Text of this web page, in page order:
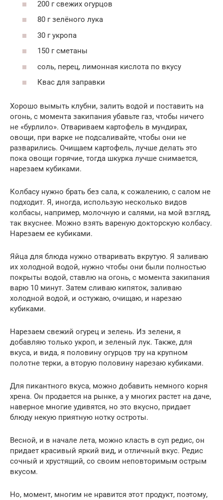
200 г свежих огурцов
80 г зелёного лука
30 г укропа
150 г сметаны
соль, перец, лимонная кислота по вкусу
Квас для заправки
Хорошо вымыть клубни, залить водой и поставить на
огонь, с момента закипания убавьте газ, чтобы ничего
не «бурлило». Отвариваем картофель в мундирах,
овощи, при варке не подсаливайте, чтобы они не
разварились. Очищаем картофель, лучше делать это
пока овощи горячие, тогда шкурка лучше снимается,
нарезаем кубиками.
Колбасу нужно брать без сала, к сожалению, с салом не
подходит. Я, иногда, использую несколько видов
колбасы, например, молочную и салями, на мой взгляд,
так вкуснее. Можно взять вареную докторскую колбасу.
Нарезаем ее кубиками.
Яйца для блюда нужно отваривать вкрутую. Я заливаю
их холодной водой, нужно чтобы они были полностью
покрыты водой, ставлю на огонь, с момента закипания
варю 10 минут. Затем сливаю кипяток, заливаю
холодной водой, и остужаю, очищаю, и нарезаю
кубиками.
Нарезаем свежий огурец и зелень. Из зелени, я
добавляю только укроп, и зеленый лук. Также, для
вкуса, и вида, я половину огурцов тру на крупном
полотне терки, а вторую половину нарезаю кубиками.
Для пикантного вкуса, можно добавить немного корня
хрена. Он продается на рынке, а у многих растет на даче,
наверное многие удивятся, но это вкусно, придает
блюду некую приятную нотку остроты.
Весной, и в начале лета, можно класть в суп редис, он
придает красивый яркий вид, и отличный вкус. Редис
сочный и хрустящий, со своим неповторимым острым
вкусом.
Но, момент, многим не нравится этот продукт, поэтому,